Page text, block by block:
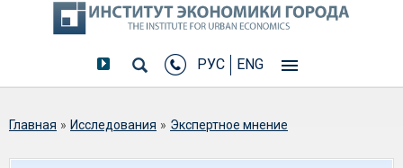
РУС ENG
Вы здесь
Главная » Исследования » Экспертное мнение